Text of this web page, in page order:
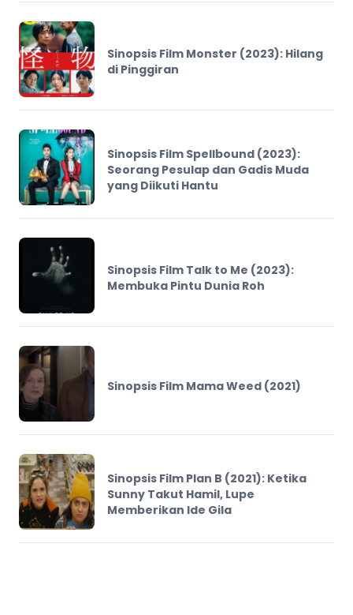
Sinopsis Film Monster (2023): Hilang
di Pinggiran
Sinopsis Film Spellbound (2023):
Seorang Pesulap dan Gadis Muda
yang Diikuti Hantu
Sinopsis Film Talk to Me (2023):
Membuka Pintu Dunia Roh
Sinopsis Film Mama Weed (2021)
Sinopsis Film Plan B (2021): Ketika
Sunny Takut Hamil, Lupe
Memberikan Ide Gila